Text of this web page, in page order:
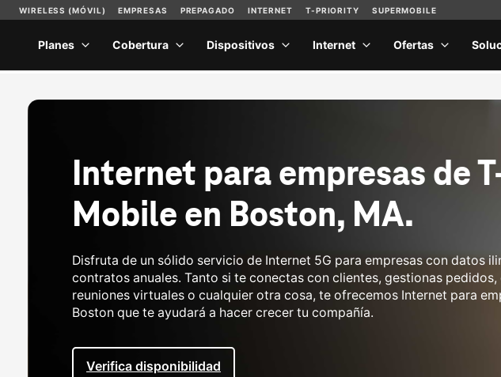
Internet para empresas de
Mobile en Boston, MA.
Disfruta de un sólido servicio de Internet 5G para empresas con datos
contratos anuales. Tanto si te conectas con clientes, gestionas pedidos,
reuniones virtuales o cualquier otra cosa, te ofrecemos Internet para
Boston que te ayudará a hacer crecer tu compañía.
Verifica disponibilidad